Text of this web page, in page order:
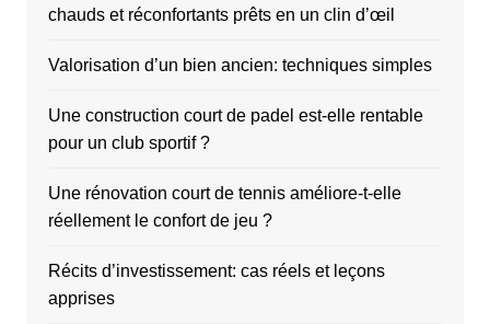
chauds et réconfortants prêts en un clin d’œil
Valorisation d’un bien ancien: techniques simples
Une construction court de padel est-elle rentable
pour un club sportif ?
Une rénovation court de tennis améliore-t-elle
réellement le confort de jeu ?
Récits d’investissement: cas réels et leçons
apprises